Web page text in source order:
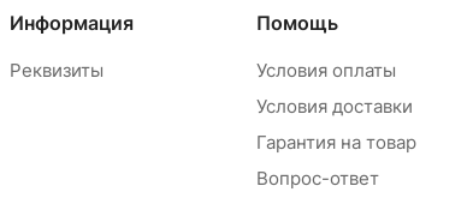
Информация
Реквизиты
Помощь
Условия оплаты
Условия доставки
Гарантия на товар
Вопрос-ответ